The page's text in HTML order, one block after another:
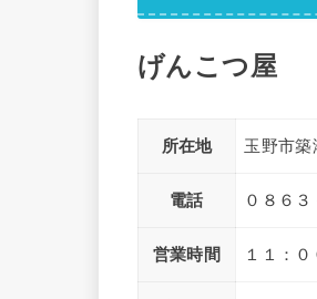
げんこつ屋
所在地 玉野市築
電話 ０８６
営業時間 １１：